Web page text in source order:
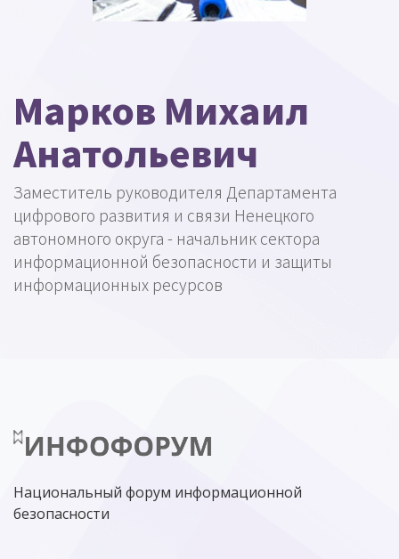
Марков Михаил
Анатольевич
Заместитель руководителя Департамента
цифрового развития и связи Ненецкого
автономного округа - начальник сектора
информационной безопасности и защиты
информационных ресурсов
Национальный форум информационной
безопасности